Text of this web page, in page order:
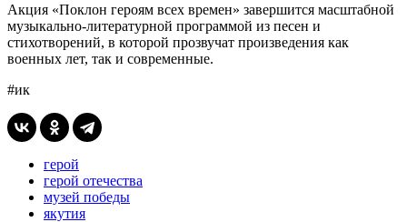
Акция «Поклон героям всех времен» завершится масштабной
музыкально-литературной программой из песен и
стихотворений, в которой прозвучат произведения как
военных лет, так и современные.
#ик
герой
герой отечества
музей победы
якутия